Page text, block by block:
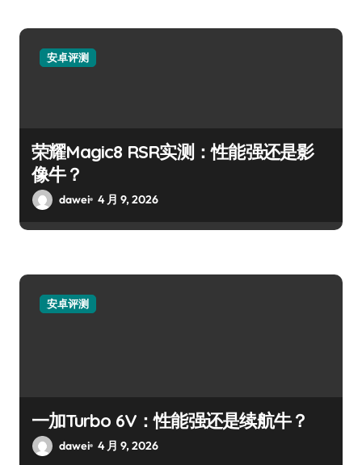
安卓评测
荣耀Magic8 RSR实测：性能强还是影
像牛？
dawei 4 月 9, 2026
安卓评测
一加Turbo 6V：性能强还是续航牛？
dawei 4 月 9, 2026